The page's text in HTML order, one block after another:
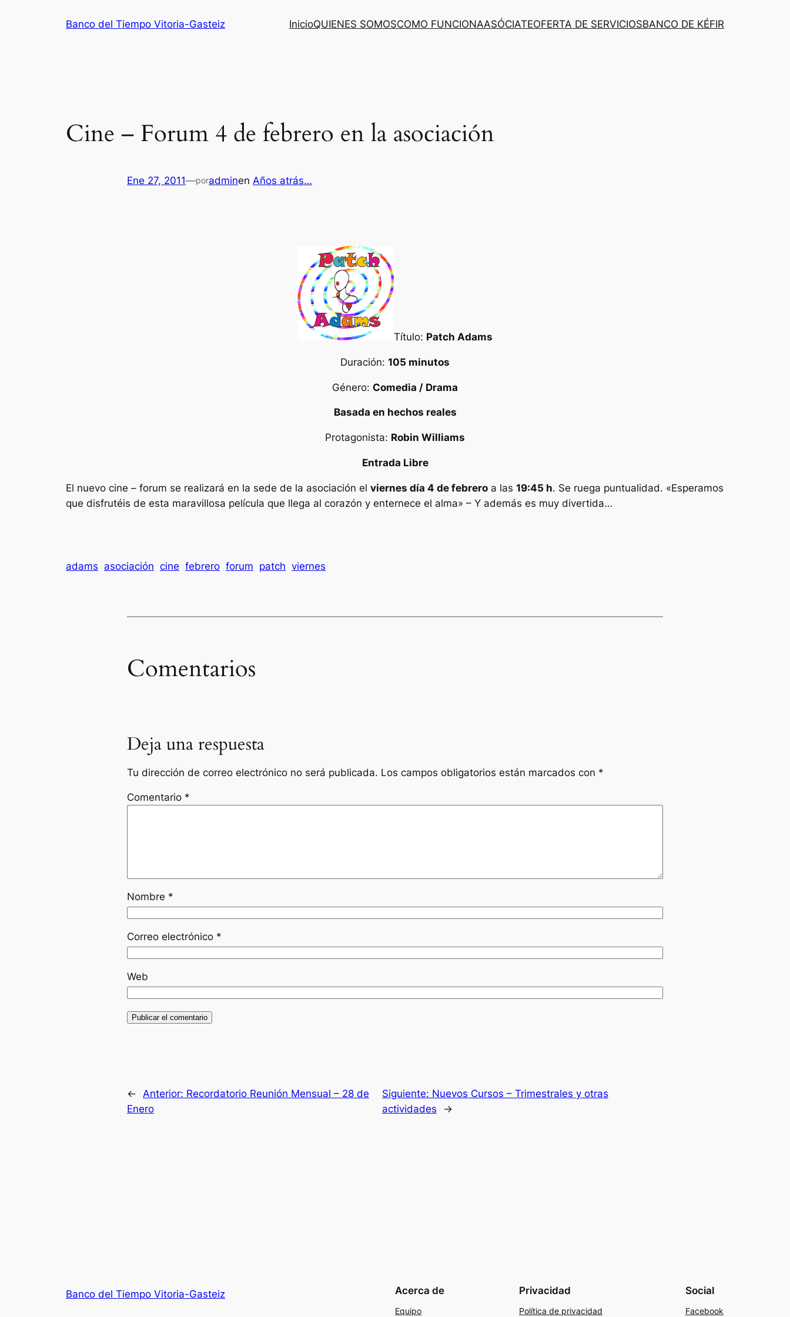
Banco del Tiempo Vitoria-Gasteiz InicioQUIENES SOMOSCOMO FUNCIONAASÓCIATEOFERTA DE SERVICIOSBANCO DE KÉFIR
Cine – Forum 4 de febrero en la asociación
Ene 27, 2011—poradminen Años atrás…
Título: Patch Adams
Duración: 105 minutos
Género: Comedia / Drama
Basada en hechos reales
Protagonista: Robin Williams
Entrada Libre
El nuevo cine – forum se realizará en la sede de la asociación el viernes día 4 de febrero a las 19:45 h. Se ruega puntualidad. «Esperamos
que disfrutéis de esta maravillosa película que llega al corazón y enternece el alma» – Y además es muy divertida…
adams asociación cine febrero forum patch viernes
Comentarios
Deja una respuesta
Tu dirección de correo electrónico no será publicada. Los campos obligatorios están marcados con *
Comentario *
Nombre *
Correo electrónico *
Web
← Anterior: Recordatorio Reunión Mensual – 28 de
Enero
Siguiente: Nuevos Cursos – Trimestrales y otras
actividades
→
Banco del Tiempo Vitoria-Gasteiz Acerca de
Equipo
Privacidad
Política de privacidad
Social
Facebook